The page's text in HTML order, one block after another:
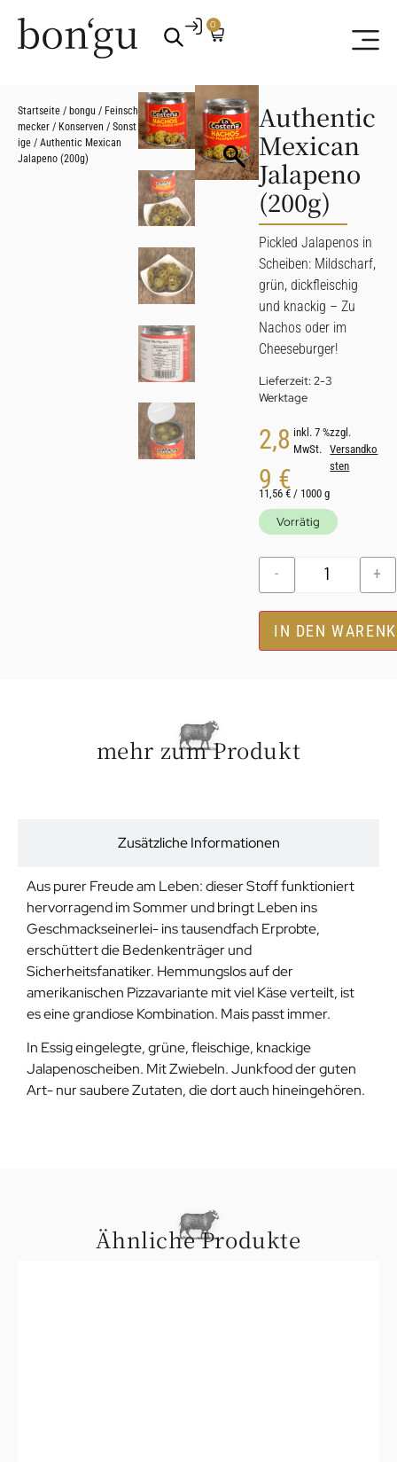
0
Startseite / bongu / Feinsch
mecker / Konserven / Sonst
ige / Authentic Mexican
Jalapeno (200g)
Authentic
Mexican
Jalapeno
(200g)
Pickled Jalapenos in
Scheiben: Mildscharf,
grün, dickfleischig
und knackig – Zu
Nachos oder im
Cheeseburger!
Lieferzeit:2-3
Werktage
2,8
9 €
inkl. 7 %
MwSt.
zzgl.
Versandko
sten
11,56€ / 1000 g
Vorrätig
- +
IN DEN
mehr zum Produkt
Zusätzliche Informationen
Aus purer Freude am Leben: dieser Stoff funktioniert
hervorragend im Sommer und bringt Leben ins
Geschmackseinerlei- ins tausendfach Erprobte,
erschüttert die Bedenkenträger und
Sicherheitsfanatiker. Hemmungslos auf der
amerikanischen Pizzavariante mit viel Käse verteilt, ist
es eine grandiose Kombination. Mais passt immer.
In Essig eingelegte, grüne, fleischige, knackige
Jalapenoscheiben. Mit Zwiebeln. Junkfood der guten
Art- nur saubere Zutaten, die dort auch hineingehören.
Ähnliche Produkte